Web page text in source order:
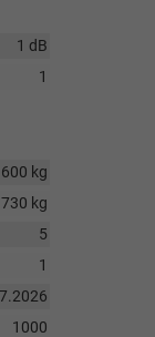
1 dB
1
kg
730 kg
5
1
1000